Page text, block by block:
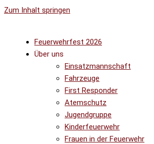
Zum Inhalt springen
Feuerwehrfest 2026
Über uns
Einsatzmannschaft
Fahrzeuge
First Responder
Atemschutz
Jugendgruppe
Kinderfeuerwehr
Frauen in der Feuerwehr